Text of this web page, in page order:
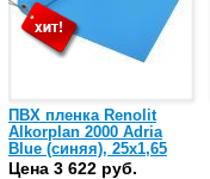
ПВХ пленка Renolit
Alkorplan 2000 Adria
Blue (синяя), 25х1,65
(35216203)
Цена 3 622 руб.